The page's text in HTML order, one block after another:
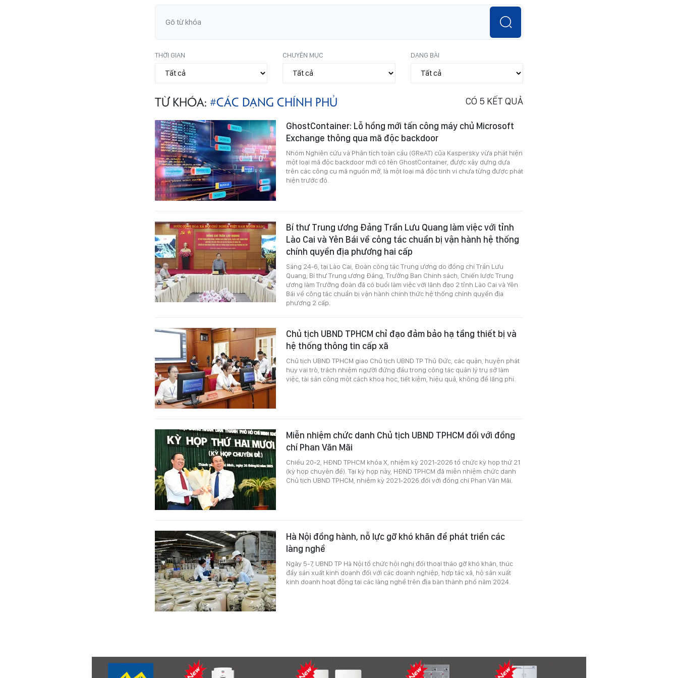
THỜI GIAN CHUYÊN MỤC DẠNG BÀI
TỪ KHÓA: #CÁC DẠNG CHÍNH PHỦ CÓ 5 KẾT QUẢ
GhostContainer: Lỗ hổng mới tấn công máy chủ Microsoft
Exchange thông qua mã độc backdoor
Nhóm Nghiên cứu và Phân tích toàn cầu (GReAT) của Kaspersky vừa phát hiện
một loại mã độc backdoor mới có tên GhostContainer, được xây dựng dựa
trên các công cụ mã nguồn mở, là một loại mã độc tinh vi chưa từng được phát
hiện trước đó.
Bí thư Trung ương Đảng Trần Lưu Quang làm việc với tỉnh
Lào Cai và Yên Bái về công tác chuẩn bị vận hành hệ thống
chính quyền địa phương hai cấp
Sáng 24-6, tại Lào Cai, Đoàn công tác Trung ương do đồng chí Trần Lưu
Quang, Bí thư Trung ương Đảng, Trưởng Ban Chính sách, Chiến lược Trung
ương làm Trưởng đoàn đã có buổi làm việc với lãnh đạo 2 tỉnh Lào Cai và Yên
Bái về công tác chuẩn bị vận hành chính thức hệ thống chính quyền địa
phương 2 cấp.
Chủ tịch UBND TPHCM chỉ đạo đảm bảo hạ tầng thiết bị và
hệ thống thông tin cấp xã
Chủ tịch UBND TPHCM giao Chủ tịch UBND TP Thủ Đức, các quận, huyện phát
huy vai trò, trách nhiệm người đứng đầu trong công tác quản lý trụ sở làm
việc, tài sản công một cách khoa học, tiết kiệm, hiệu quả, không để lãng phí.
Miễn nhiệm chức danh Chủ tịch UBND TPHCM đối với đồng
chí Phan Văn Mãi
Chiều 20-2, HĐND TPHCM khóa X, nhiệm kỳ 2021-2026 tổ chức kỳ họp thứ 21
(kỳ họp chuyên đề). Tại kỳ họp này, HĐND TPHCM đã miễn nhiệm chức danh
Chủ tịch UBND TPHCM, nhiệm kỳ 2021-2026 đối với đồng chí Phan Văn Mãi.
Hà Nội đồng hành, nỗ lực gỡ khó khăn để phát triển các
làng nghề
Ngày 5-7, UBND TP Hà Nội tổ chức hội nghị đối thoại tháo gỡ khó khăn, thúc
đẩy sản xuất kinh doanh đối với các doanh nghiệp, hợp tác xã, hộ sản xuất
kinh doanh hoạt động tại các làng nghề trên địa bàn thành phố năm 2024.